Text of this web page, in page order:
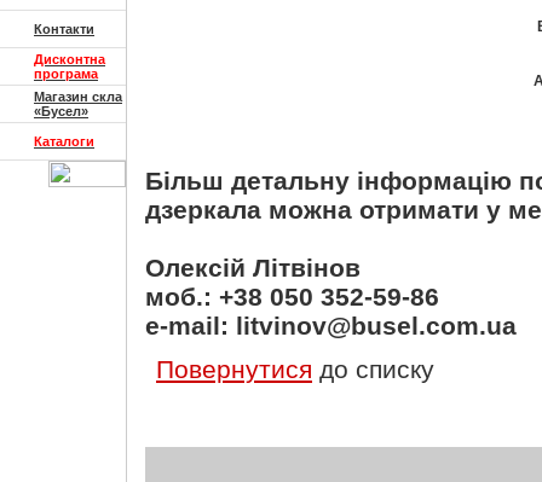
Контакти
Дисконтна
програма
Магазин скла
«Бусел»
Каталоги
Більш детальну інформацію
дзеркала можна отримати у
Олексій Літвінов
моб.: +38 050 352-59-86
e-mail: litvinov@busel.com.ua
Повернутися до списку